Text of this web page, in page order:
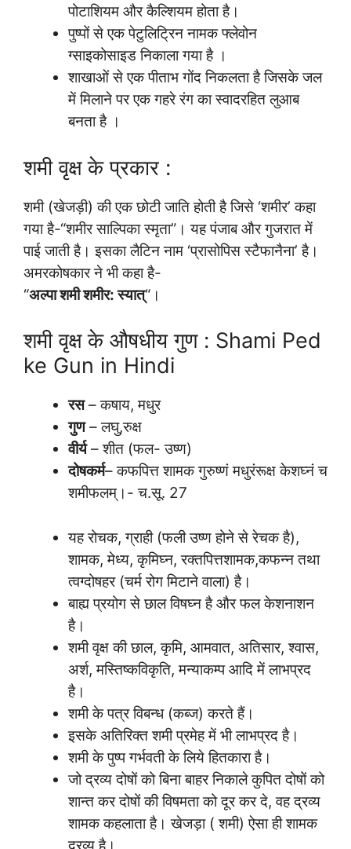
पोटाशियम और कैल्शियम होता है।
पुष्पों से एक पेटुलिट्रिन नामक फ्लेवोन
ग्साइकोसाइड निकाला गया है ।
शाखाओं से एक पीताभ गोंद निकलता है जिसके जल
में मिलाने पर एक गहरे रंग का स्वादरहित लुआब
बनता है ।
शमी वृक्ष के प्रकार :
शमी (खेजड़ी) की एक छोटी जाति होती है जिसे ‘शमीर’ कहा
गया है-“शमीर साल्पिका स्मृता”। यह पंजाब और गुजरात में
पाई जाती है। इसका लैटिन नाम ‘प्रासोपिस स्टैफानैना’ है।
अमरकोषकार ने भी कहा है-
“अल्पा शमी शमीर: स्यात्“।
शमी वृक्ष के औषधीय गुण : Shami Ped
ke Gun in Hindi
रस– कषाय, मधुर
गुण– लघु,रुक्ष
वीर्य– शीत (फल- उष्ण)
दोषकर्म– कफपित्त शामक गुरुष्णं मधुरंरूक्ष केशघ्नं च
शमीफलम्।- च.सू. 27
यह रोचक, ग्राही (फली उष्ण होने से रेचक है),
शामक, मेध्य, कृमिघ्न, रक्तपित्तशामक,कफन्न तथा
त्वग्दोषहर (चर्म रोग मिटाने वाला) है।
बाह्य प्रयोग से छाल विषघ्न है और फल केशनाशन
है।
शमी वृक्ष की छाल, कृमि, आमवात, अतिसार, श्वास,
अर्श, मस्तिष्कविकृति, मन्याकम्प आदि में लाभप्रद
है।
शमी के पत्र विबन्ध (कब्ज) करते हैं।
इसके अतिरिक्त शमी प्रमेह में भी लाभप्रद है।
शमी के पुष्प गर्भवती के लिये हितकारा है।
जो द्रव्य दोषों को बिना बाहर निकाले कुपित दोषों को
शान्त कर दोषों की विषमता को दूर कर दे, वह द्रव्य
शामक कहलाता है। खेजड़ा ( शमी) ऐसा ही शामक
द्रव्य है।